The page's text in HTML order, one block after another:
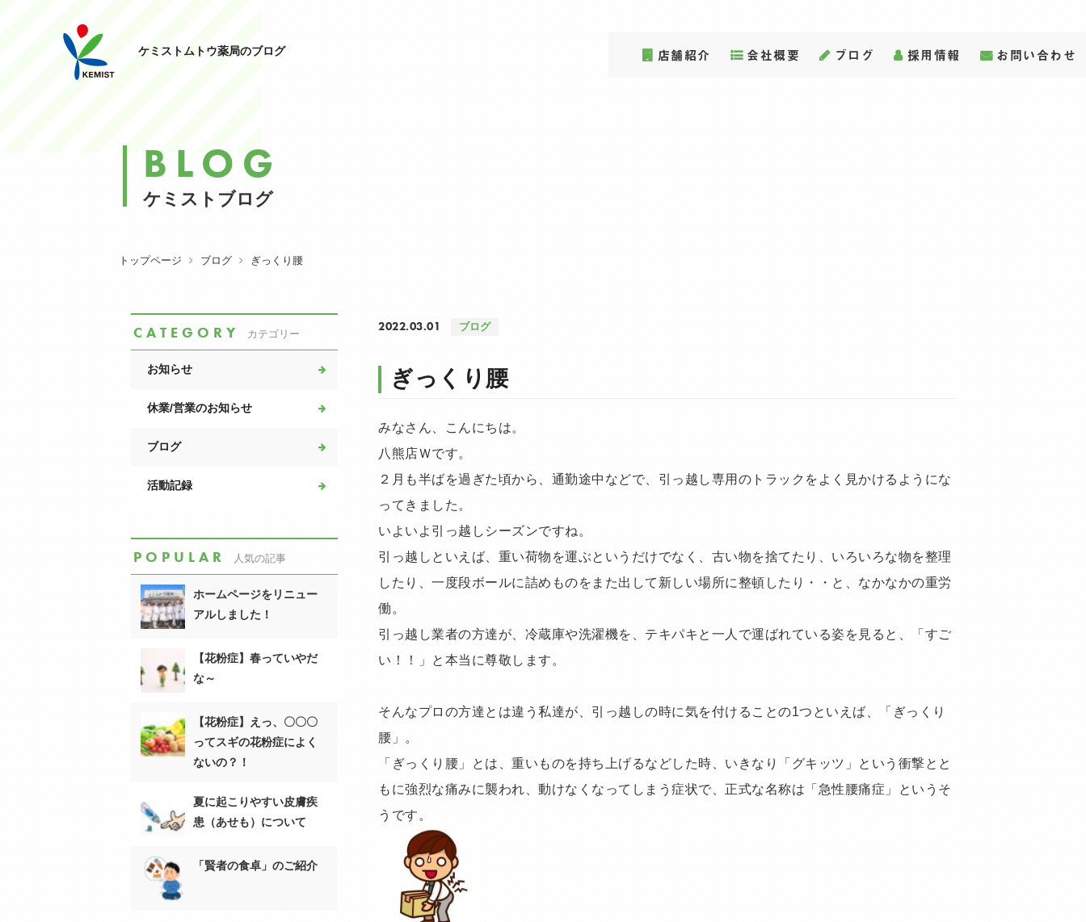
ケミストムトウ薬局のブログ 店舗紹介 会社概要 ブログ 採用情報 お問い合わせ
BLOG
ケミストブログ
トップページ ブログ ぎっくり腰
2022.03.01 ブログ
ぎっくり腰
みなさん、こんにちは。
八熊店Ｗです。
２月も半ばを過ぎた頃から、通勤途中などで、引っ越し専用のトラックをよく見かけるようにな
ってきました。
いよいよ引っ越しシーズンですね。
引っ越しといえば、重い荷物を運ぶというだけでなく、古い物を捨てたり、いろいろな物を整理
したり、一度段ボールに詰めものをまた出して新しい場所に整頓したり・・と、なかなかの重労
働。
引っ越し業者の方達が、冷蔵庫や洗濯機を、テキパキと一人で運ばれている姿を見ると、「すご
い！！」と本当に尊敬します。
そんなプロの方達とは違う私達が、引っ越しの時に気を付けることの1つといえば、「ぎっくり
腰」。
「ぎっくり腰」とは、重いものを持ち上げるなどした時、いきなり「グキッツ」という衝撃とと
もに強烈な痛みに襲われ、動けなくなってしまう症状で、正式な名称は「急性腰痛症」というそ
うです。
CATEGORY カテゴリー
お知らせ
休業/営業のお知らせ
ブログ
活動記録
POPULAR 人気の記事
ホームページをリニュー
アルしました！
【花粉症】春っていやだ
な～
【花粉症】えっ、〇〇〇
ってスギの花粉症によく
ないの？！
夏に起こりやすい皮膚疾
患（あせも）について
「賢者の食卓」のご紹介